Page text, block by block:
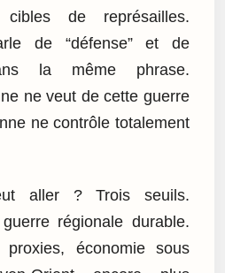
de représailles.
de “défense” et de
la même phrase.
ne veut de cette guerre
ne contrôle totalement
aller ? Trois seuils.
régionale durable.
proxies, économie sous